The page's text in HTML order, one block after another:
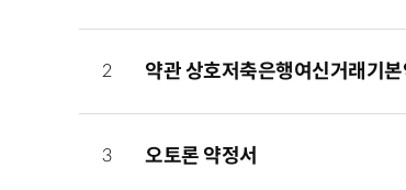
2 약관 상호저축은행여신거래기
3 오토론 약정서